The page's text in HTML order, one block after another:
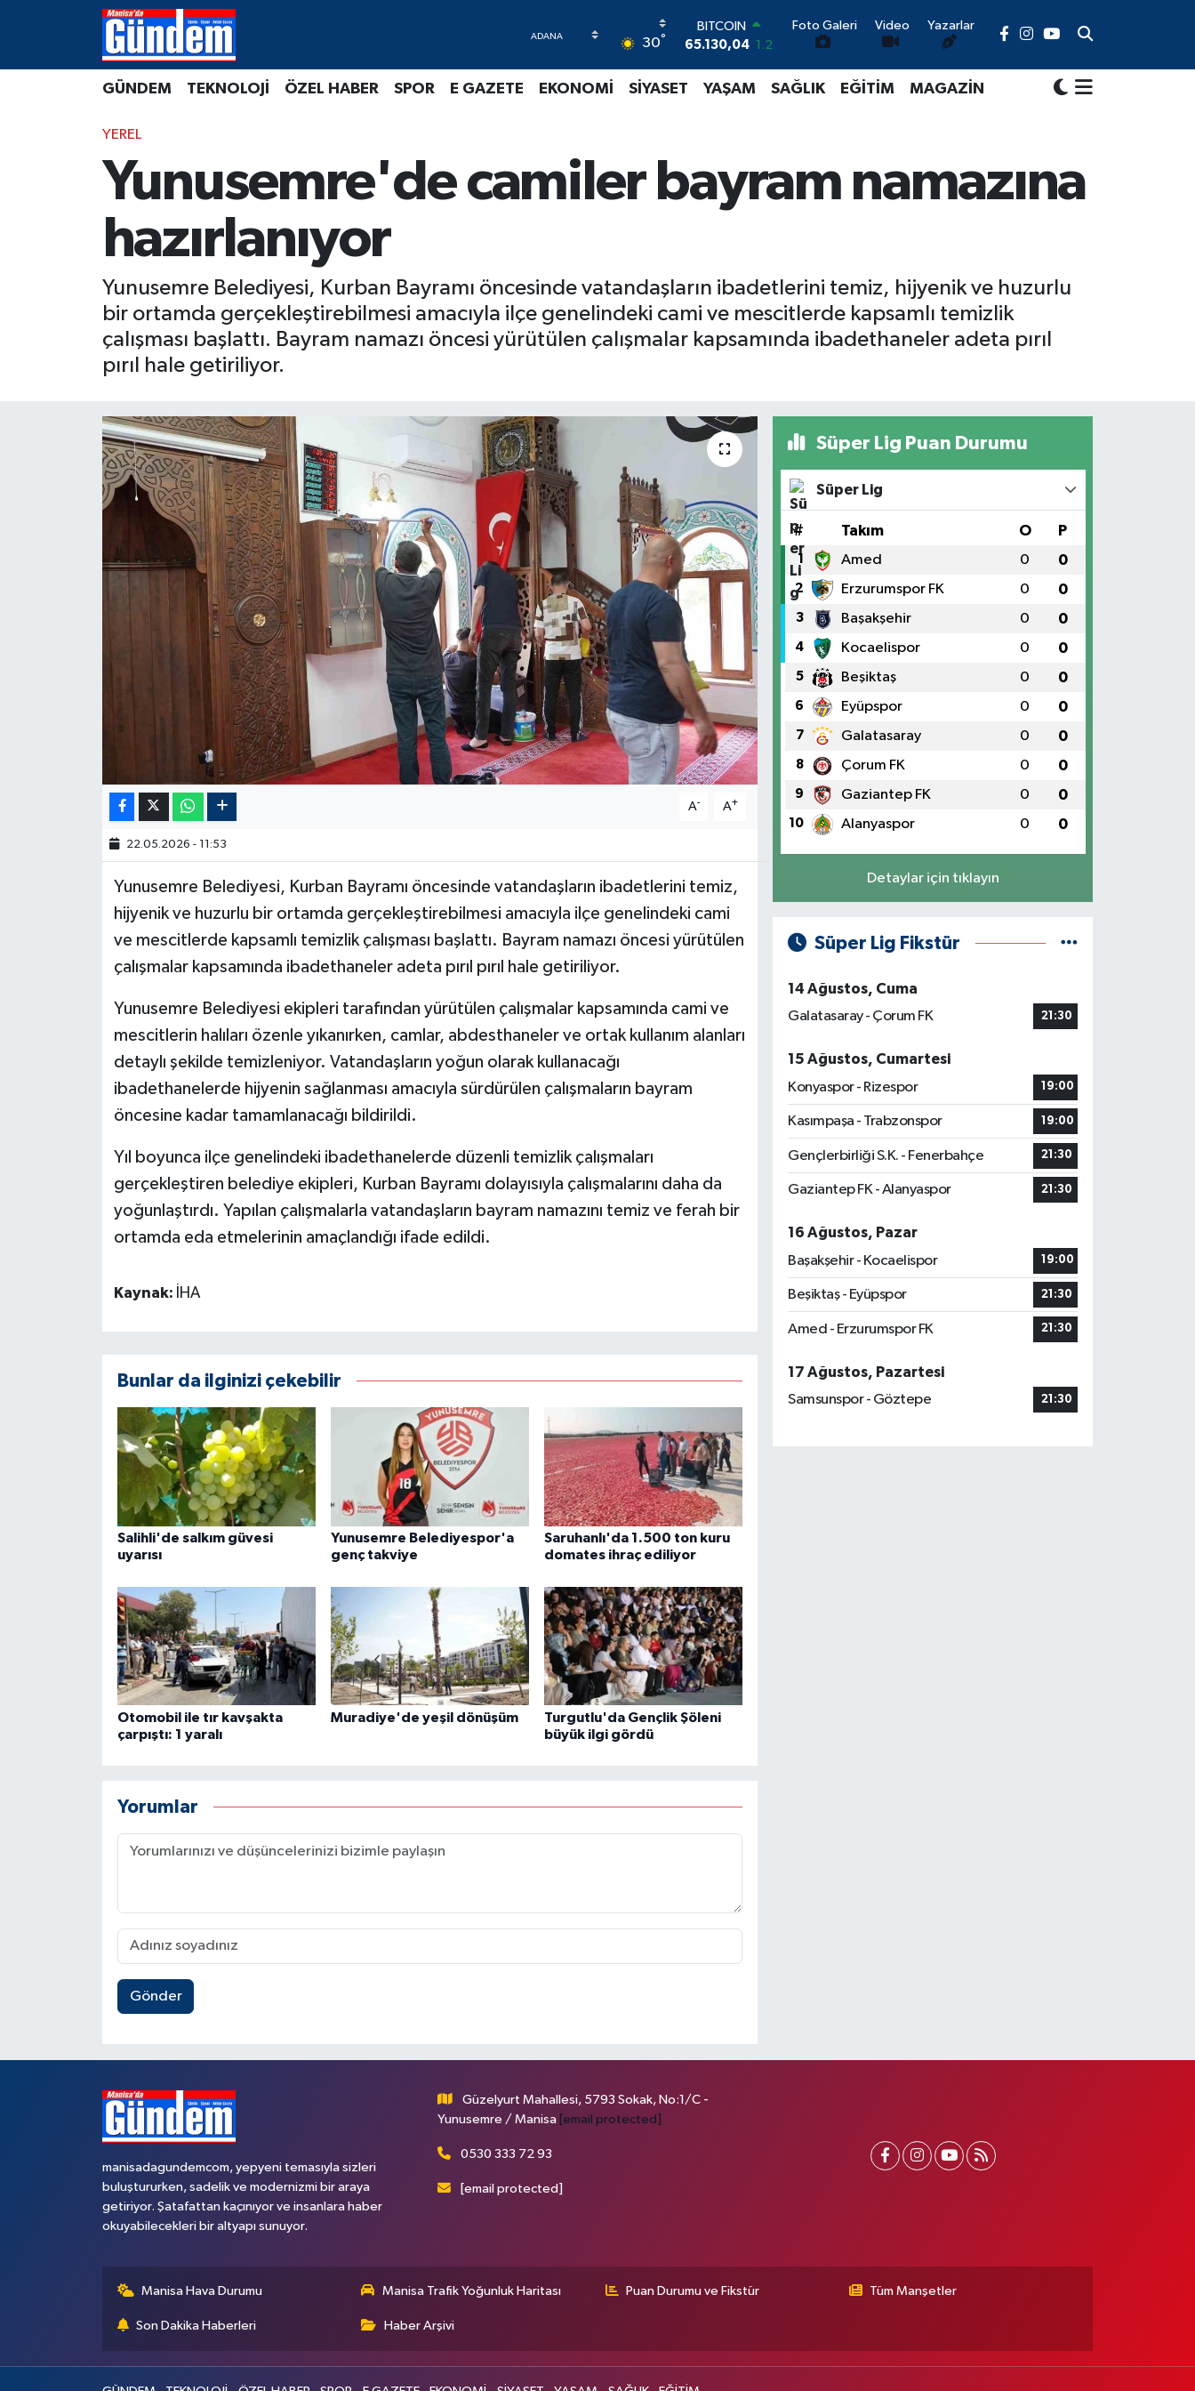
30°
BITCOIN
65.130,04 1.2
EURO
GRAM ALTIN
6618.49
2.12
BİST100
Foto Galeri Video Yazarlar
GÜNDEM TEKNOLOJİ ÖZEL HABER SPOR E GAZETE EKONOMİ SİYASET YAŞAM SAĞLIK EĞİTİM MAGAZİN
YEREL
Yunusemre'de camiler bayram namazına
hazırlanıyor
Yunusemre Belediyesi, Kurban Bayramı öncesinde vatandaşların ibadetlerini temiz, hijyenik ve huzurlu
bir ortamda gerçekleştirebilmesi amacıyla ilçe genelindeki cami ve mescitlerde kapsamlı temizlik
çalışması başlattı. Bayram namazı öncesi yürütülen çalışmalar kapsamında ibadethaneler adeta pırıl
pırıl hale getiriliyor.
A- A+
22.05.2026 - 11:53
Yunusemre Belediyesi, Kurban Bayramı öncesinde vatandaşların ibadetlerini temiz,
hijyenik ve huzurlu bir ortamda gerçekleştirebilmesi amacıyla ilçe genelindeki cami
ve mescitlerde kapsamlı temizlik çalışması başlattı. Bayram namazı öncesi yürütülen
çalışmalar kapsamında ibadethaneler adeta pırıl pırıl hale getiriliyor.
Yunusemre Belediyesi ekipleri tarafından yürütülen çalışmalar kapsamında cami ve
mescitlerin halıları özenle yıkanırken, camlar, abdesthaneler ve ortak kullanım alanları
detaylı şekilde temizleniyor. Vatandaşların yoğun olarak kullanacağı
ibadethanelerde hijyenin sağlanması amacıyla sürdürülen çalışmaların bayram
öncesine kadar tamamlanacağı bildirildi.
Yıl boyunca ilçe genelindeki ibadethanelerde düzenli temizlik çalışmaları
gerçekleştiren belediye ekipleri, Kurban Bayramı dolayısıyla çalışmalarını daha da
yoğunlaştırdı. Yapılan çalışmalarla vatandaşların bayram namazını temiz ve ferah bir
ortamda eda etmelerinin amaçlandığı ifade edildi.
Kaynak: İHA
Bunlar da ilginizi çekebilir
Salihli'de salkım güvesi
uyarısı
Yunusemre Belediyespor'a
genç takviye
Saruhanlı'da 1.500 ton kuru
domates ihraç ediliyor
Otomobil ile tır kavşakta
çarpıştı: 1 yaralı
Muradiye'de yeşil dönüşüm
Turgutlu'da Gençlik Şöleni
büyük ilgi gördü
Yorumlar
Gönder
Süper Lig Puan Durumu
Süper Lig
# Takım O P
1 Amed 0 0
2 Erzurumspor FK 0 0
3 Başakşehir 0 0
4 Kocaelispor 0 0
5 Beşiktaş 0 0
6 Eyüpspor 0 0
7 Galatasaray 0 0
8 Çorum FK 0 0
9 Gaziantep FK 0 0
10 Alanyaspor 0 0
Detaylar için tıklayın
Süper Lig Fikstür
14 Ağustos, Cuma
Galatasaray - Çorum FK
21:30
15 Ağustos, Cumartesi
Konyaspor - Rizespor
19:00
Kasımpaşa - Trabzonspor 19:00
Gençlerbirliği S.K. - Fenerbahçe 21:30
Gaziantep FK - Alanyaspor 21:30
16 Ağustos, Pazar
Başakşehir - Kocaelispor
19:00
Beşiktaş - Eyüpspor 21:30
Amed - Erzurumspor FK 21:30
17 Ağustos, Pazartesi
Samsunspor - Göztepe
21:30
manisadagundemcom, yepyeni temasıyla sizleri
buluştururken, sadelik ve modernizmi bir araya
getiriyor. Şatafattan kaçınıyor ve insanlara haber
okuyabilecekleri bir altyapı sunuyor.
Güzelyurt Mahallesi, 5793 Sokak, No:1/C -
Yunusemre / Manisa [email protected]
0530 333 72 93
[email protected]
Manisa Hava Durumu Manisa Trafik Yoğunluk Haritası Puan Durumu ve Fikstür Tüm Manşetler
Son Dakika Haberleri Haber Arşivi
Manisa Hava Durumu
Süper Lig Puan Durumu ve Fikstür
Tüm Manşetler
Son Dakika Haberleri
Haber Arşivi